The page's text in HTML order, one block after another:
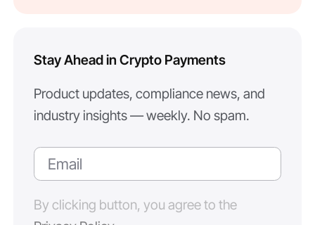
Stay Ahead in Crypto Payments
Product updates, compliance news, and
industry insights — weekly. No spam.
By clicking button, you agree to the